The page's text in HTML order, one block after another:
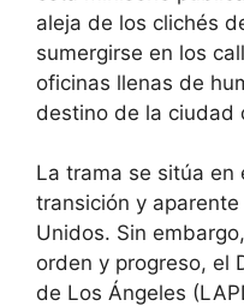
aleja de los clichés
sumergirse en los
oficinas llenas de
destino de la ciudad
La trama se sitúa en
transición y
Unidos. Sin
orden y progreso, el
de Los Ángeles